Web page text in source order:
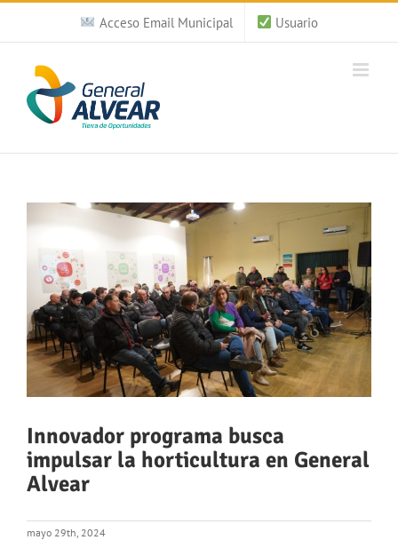
Saltar
contenido
Acceso Email Municipal Usuario
imagen
grande
Innovador programa busca
impulsar la horticultura en General
Alvear
mayo 29th, 2024